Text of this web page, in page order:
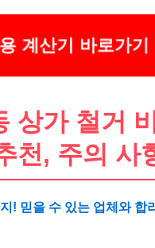
계산기 바로가기
상가 철거
천, 주의 사
! 믿을 수 있는 업체와 합